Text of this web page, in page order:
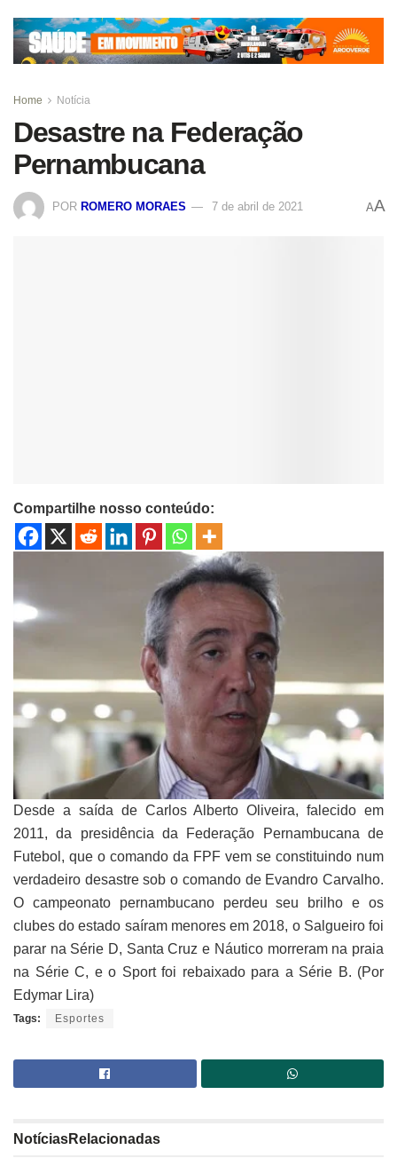
Home Notícia
Desastre na Federação
Pernambucana
POR ROMERO MORAES 7 de abril de 2021 AA
Compartilhe nosso conteúdo:
Desde a saída de Carlos Alberto Oliveira, falecido em
2011, da presidência da Federação Pernambucana de
Futebol, que o comando da FPF vem se constituindo num
verdadeiro desastre sob o comando de Evandro Carvalho.
O campeonato pernambucano perdeu seu brilho e os
clubes do estado saíram menores em 2018, o Salgueiro foi
parar na Série D, Santa Cruz e Náutico morreram na praia
na Série C, e o Sport foi rebaixado para a Série B. (Por
Edymar Lira)
Tags: Esportes
NotíciasRelacionadas